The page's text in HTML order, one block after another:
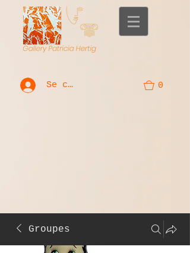
Se connecter 0
Groupes